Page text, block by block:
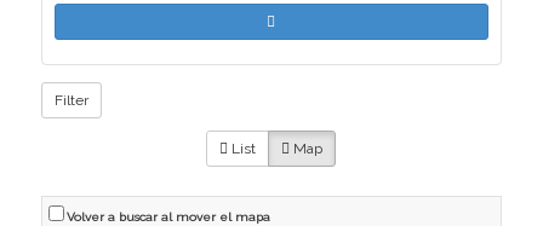
Filter
List Map
Volver a buscar al mover el mapa